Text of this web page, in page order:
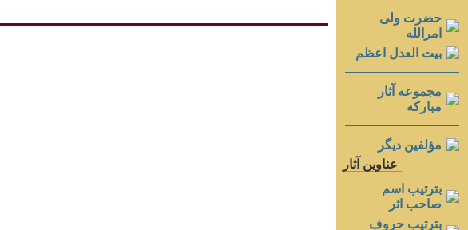
حضرت ولی
امرالله
بيت العدل اعظم
مجموعه آثار
مباركه
مؤلفين ديگر
عناوين آثار
بترتيب اسم
صاحب اثر
بترتيب حروف